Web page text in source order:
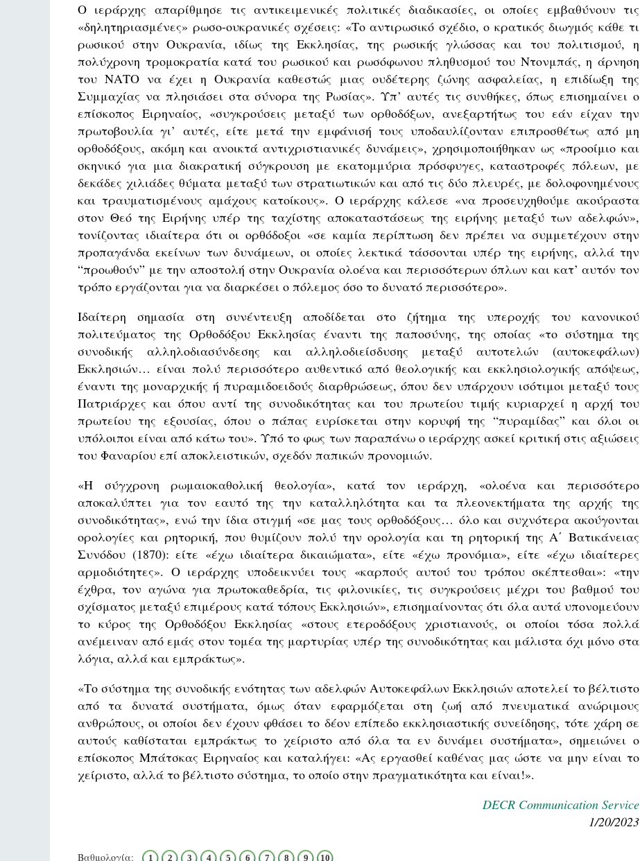
Ο ιεράρχης απαρίθμησε τις αντικειμενικές πολιτικές διαδικασίες, οι οποίες εμβαθύνουν τις
«δηλητηριασμένες» ρωσο-ουκρανικές σχέσεις: «Το αντιρωσικό σχέδιο, ο κρατικός διωγμός κάθε τι
ρωσικού στην Ουκρανία, ιδίως της Εκκλησίας, της ρωσικής γλώσσας και του πολιτισμού, η
πολύχρονη τρομοκρατία κατά του ρωσικού και ρωσόφωνου πληθυσμού του Ντονμπάς, η άρνηση
του ΝΑΤΟ να έχει η Ουκρανία καθεστώς μιας ουδέτερης ζώνης ασφαλείας, η επιδίωξη της
Συμμαχίας να πλησιάσει στα σύνορα της Ρωσίας». Υπ’ αυτές τις συνθήκες, όπως επισημαίνει ο
επίσκοπος Ειρηναίος, «συγκρούσεις μεταξύ των ορθοδόξων, ανεξαρτήτως του εάν είχαν την
πρωτοβουλία γι’ αυτές, είτε μετά την εμφάνισή τους υποδαυλίζονταν επιπροσθέτως από μη
ορθοδόξους, ακόμη και ανοικτά αντιχριστιανικές δυνάμεις», χρησιμοποιήθηκαν ως «προοίμιο και
σκηνικό για μια διακρατική σύγκρουση με εκατομμύρια πρόσφυγες, καταστροφές πόλεων, με
δεκάδες χιλιάδες θύματα μεταξύ των στρατιωτικών και από τις δύο πλευρές, με δολοφονημένους
και τραυματισμένους αμάχους κατοίκους». Ο ιεράρχης κάλεσε «να προσευχηθούμε ακούραστα
στον Θεό της Ειρήνης υπέρ της ταχίστης αποκαταστάσεως της ειρήνης μεταξύ των αδελφών»,
τονίζοντας ιδιαίτερα ότι οι ορθόδοξοι «σε καμία περίπτωση δεν πρέπει να συμμετέχουν στην
προπαγάνδα εκείνων των δυνάμεων, οι οποίες λεκτικά τάσσονται υπέρ της ειρήνης, αλλά την
“προωθούν” με την αποστολή στην Ουκρανία ολοένα και περισσότερων όπλων και κατ’ αυτόν τον
τρόπο εργάζονται για να διαρκέσει ο πόλεμος όσο το δυνατό περισσότερο».
Ιδαίτερη σημασία στη συνέντευξη αποδίδεται στο ζήτημα της υπεροχής του κανονικού
πολιτεύματος της Ορθοδόξου Εκκλησίας έναντι της παποσύνης, της οποίας «το σύστημα της
συνοδικής αλληλοδιασύνδεσης και αλληλοδιείσδυσης μεταξύ αυτοτελών (αυτοκεφάλων)
Εκκλησιών… είναι πολύ περισσότερο αυθεντικό από θεολογικής και εκκλησιολογικής απόψεως,
έναντι της μοναρχικής ή πυραμιδοειδούς διαρθρώσεως, όπου δεν υπάρχουν ισότιμοι μεταξύ τους
Πατριάρχες και όπου αντί της συνοδικότητας και του πρωτείου τιμής κυριαρχεί η αρχή του
πρωτείου της εξουσίας, όπου ο πάπας ευρίσκεται στην κορυφή της “πυραμίδας” και όλοι οι
υπόλοιποι είναι από κάτω του». Υπό το φως των παραπάνω ο ιεράρχης ασκεί κριτική στις αξιώσεις
του Φαναρίου επί αποκλειστικών, σχεδόν παπικών προνομιών.
«Η σύγχρονη ρωμαιοκαθολική θεολογία», κατά τον ιεράρχη, «ολοένα και περισσότερο
αποκαλύπτει για τον εαυτό της την καταλληλότητα και τα πλεονεκτήματα της αρχής της
συνοδικότητας», ενώ την ίδια στιγμή «σε μας τους ορθοδόξους… όλο και συχνότερα ακούγονται
ορολογίες και ρητορική, που θυμίζουν πολύ την ορολογία και τη ρητορική της Α΄ Βατικάνειας
Συνόδου (1870): είτε «έχω ιδιαίτερα δικαιώματα», είτε «έχω προνόμια», είτε «έχω ιδιαίτερες
αρμοδιότητες». Ο ιεράρχης υποδεικνύει τους «καρπούς αυτού του τρόπου σκέπτεσθαι»: «την
έχθρα, τον αγώνα για πρωτοκαθεδρία, τις φιλονικίες, τις συγκρούσεις μέχρι του βαθμού του
σχίσματος μεταξύ επιμέρους κατά τόπους Εκκλησιών», επισημαίνοντας ότι όλα αυτά υπονομεύουν
το κύρος της Ορθοδόξου Εκκλησίας «στους ετεροδόξους χριστιανούς, οι οποίοι τόσα πολλά
ανέμειναν από εμάς στον τομέα της μαρτυρίας υπέρ της συνοδικότητας και μάλιστα όχι μόνο στα
λόγια, αλλά και εμπράκτως».
«Το σύστημα της συνοδικής ενότητας των αδελφών Αυτοκεφάλων Εκκλησιών αποτελεί το βέλτιστο
από τα δυνατά συστήματα, όμως όταν εφαρμόζεται στη ζωή από πνευματικά ανώριμους
ανθρώπους, οι οποίοι δεν έχουν φθάσει το δέον επίπεδο εκκλησιαστικής συνείδησης, τότε χάρη σε
αυτούς καθίσταται εμπράκτως το χείριστο από όλα τα εν δυνάμει συστήματα», σημειώνει ο
επίσκοπος Μπάτσκας Ειρηναίος και καταλήγει: «Ας εργασθεί καθένας μας ώστε να μην είναι το
χείριστο, αλλά το βέλτιστο σύστημα, το οποίο στην πραγματικότητα και είναι!».
DECR Communication Service
1/20/2023
Βαθμολογία: 1 2 3 4 5 6 7 8 9 10